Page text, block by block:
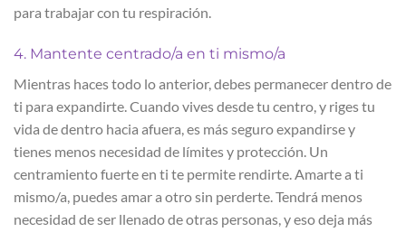
para trabajar con tu respiración.
4. Mantente centrado/a en ti mismo/a
Mientras haces todo lo anterior, debes permanecer dentro de
ti para expandirte. Cuando vives desde tu centro, y riges tu
vida de dentro hacia afuera, es más seguro expandirse y
tienes menos necesidad de límites y protección. Un
centramiento fuerte en ti te permite rendirte. Amarte a ti
mismo/a, puedes amar a otro sin perderte. Tendrá menos
necesidad de ser llenado de otras personas, y eso deja más